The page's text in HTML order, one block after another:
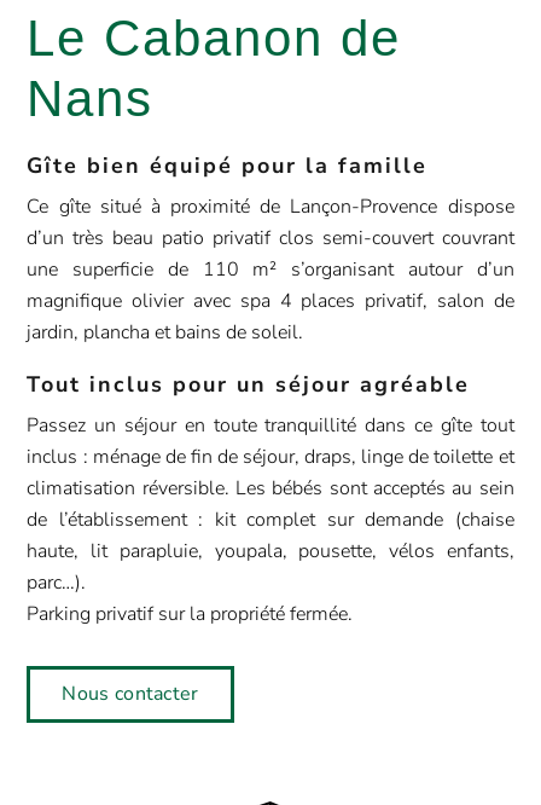
Le Cabanon de
Nans
Gîte bien équipé pour la famille
Ce gîte situé à proximité de Lançon-Provence dispose
d’un très beau patio privatif clos semi-couvert couvrant
une superficie de 110 m² s’organisant autour d’un
magnifique olivier avec spa 4 places privatif, salon de
jardin, plancha et bains de soleil.
Tout inclus pour un séjour agréable
Passez un séjour en toute tranquillité dans ce gîte tout
inclus : ménage de fin de séjour, draps, linge de toilette et
climatisation réversible. Les bébés sont acceptés au sein
de l’établissement : kit complet sur demande (chaise
haute, lit parapluie, youpala, pousette, vélos enfants,
parc…).
Parking privatif sur la propriété fermée.
Nous contacter